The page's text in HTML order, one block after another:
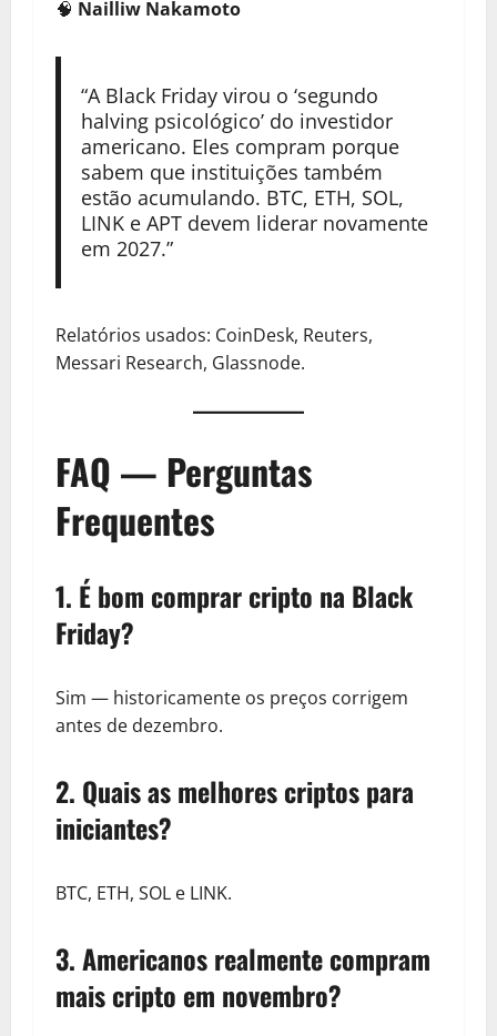
🧠 Nailliw Nakamoto
“A Black Friday virou o ‘segundo
halving psicológico’ do investidor
americano. Eles compram porque
sabem que instituições também
estão acumulando. BTC, ETH, SOL,
LINK e APT devem liderar novamente
em 2027.”
Relatórios usados: CoinDesk, Reuters,
Messari Research, Glassnode.
FAQ — Perguntas
Frequentes
1. É bom comprar cripto na Black
Friday?
Sim — historicamente os preços corrigem
antes de dezembro.
2. Quais as melhores criptos para
iniciantes?
BTC, ETH, SOL e LINK.
3. Americanos realmente compram
mais cripto em novembro?